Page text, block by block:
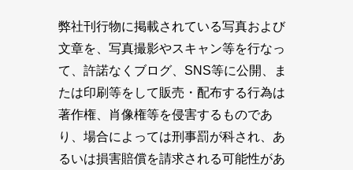
弊社刊行物に掲載されている写真および
文章を、写真撮影やスキャン等を行なっ
て、許諾なくブログ、SNS等に公開、ま
たは印刷等をして販売・配布する行為は
著作権、肖像権等を侵害するものであ
り、場合によっては刑事罰が科され、あ
るいは損害賠償を請求される可能性があ